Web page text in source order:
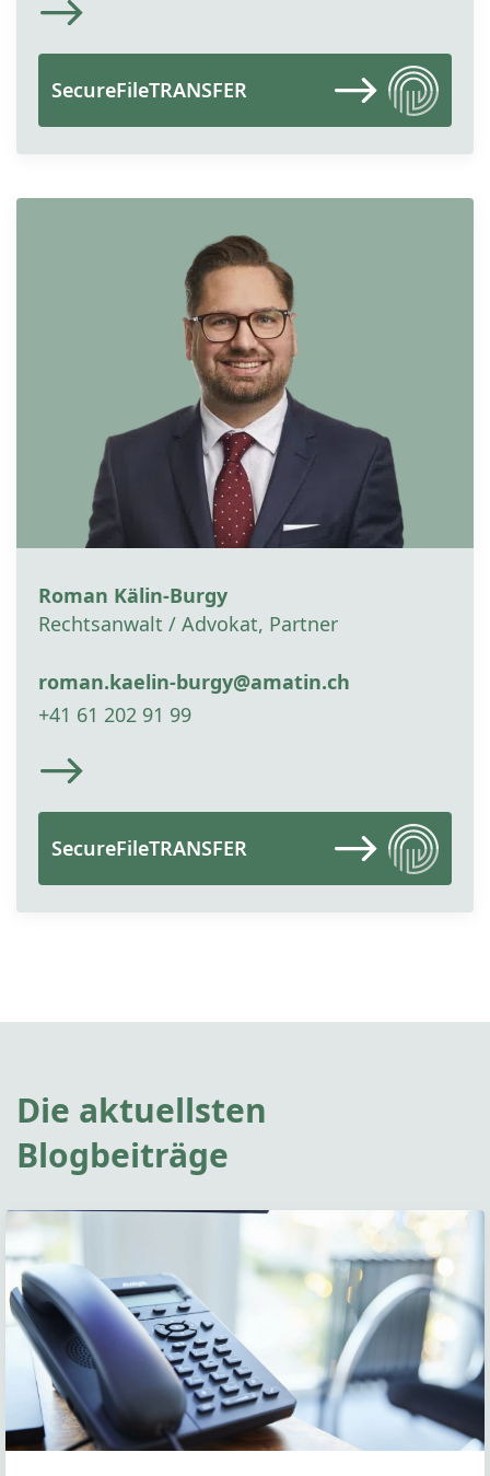
SecureFileTRANSFER
Roman Kälin-Burgy
Rechtsanwalt / Advokat, Partner
roman.kaelin-burgy@amatin.ch
+41 61 202 91 99
SecureFileTRANSFER
Die aktuellsten
Blogbeiträge